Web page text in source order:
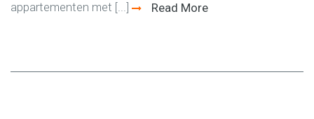
appartementen met [...]
Read More